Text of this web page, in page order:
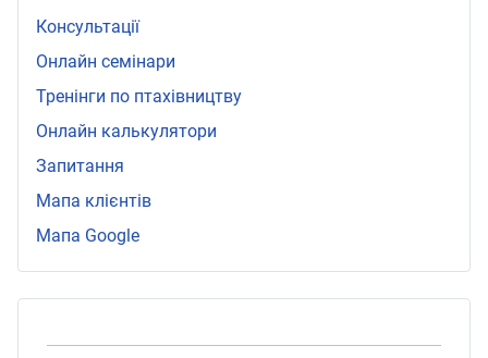
Консультації
Онлайн семінари
Тренінги по птахівництву
Онлайн калькулятори
Запитання
Мапа клієнтів
Мапа Google